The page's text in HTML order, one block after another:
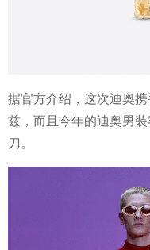
据官方介绍，这次迪奥
兹，而且今年的迪奥男
刀。